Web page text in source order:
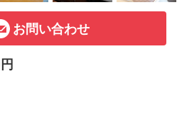
お問い合わせ
円